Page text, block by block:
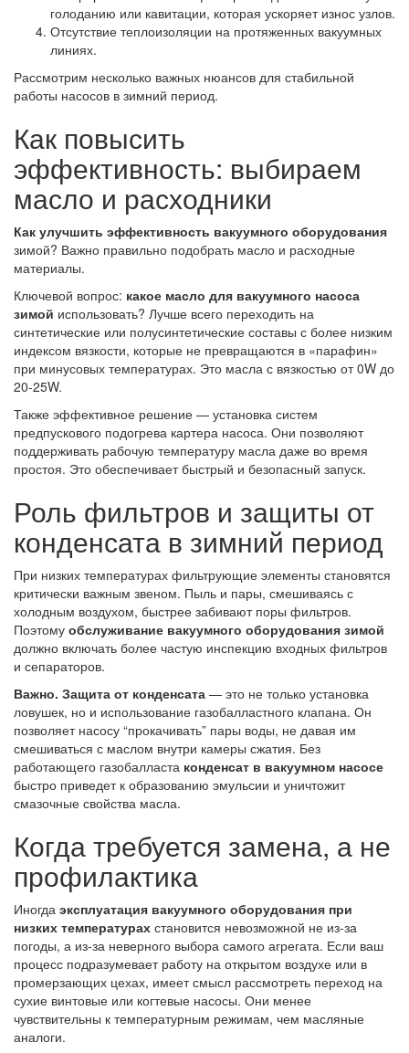
голоданию или кавитации, которая ускоряет износ узлов.
Отсутствие теплоизоляции на протяженных вакуумных
линиях.
Рассмотрим несколько важных нюансов для стабильной
работы насосов в зимний период.
Как повысить
эффективность: выбираем
масло и расходники
Как улучшить эффективность вакуумного оборудования
зимой? Важно правильно подобрать масло и расходные
материалы.
Ключевой вопрос: какое масло для вакуумного насоса
зимой использовать? Лучше всего переходить на
синтетические или полусинтетические составы с более низким
индексом вязкости, которые не превращаются в «парафин»
при минусовых температурах. Это масла с вязкостью от 0W до
20-25W.
Также эффективное решение — установка систем
предпускового подогрева картера насоса. Они позволяют
поддерживать рабочую температуру масла даже во время
простоя. Это обеспечивает быстрый и безопасный запуск.
Роль фильтров и защиты от
конденсата в зимний период
При низких температурах фильтрующие элементы становятся
критически важным звеном. Пыль и пары, смешиваясь с
холодным воздухом, быстрее забивают поры фильтров.
Поэтому обслуживание вакуумного оборудования зимой
должно включать более частую инспекцию входных фильтров
и сепараторов.
Важно. Защита от конденсата — это не только установка
ловушек, но и использование газобалластного клапана. Он
позволяет насосу “прокачивать” пары воды, не давая им
смешиваться с маслом внутри камеры сжатия. Без
работающего газобалласта конденсат в вакуумном насосе
быстро приведет к образованию эмульсии и уничтожит
смазочные свойства масла.
Когда требуется замена, а не
профилактика
Иногда эксплуатация вакуумного оборудования при
низких температурах становится невозможной не из-за
погоды, а из-за неверного выбора самого агрегата. Если ваш
процесс подразумевает работу на открытом воздухе или в
промерзающих цехах, имеет смысл рассмотреть переход на
сухие винтовые или когтевые насосы. Они менее
чувствительны к температурным режимам, чем масляные
аналоги.